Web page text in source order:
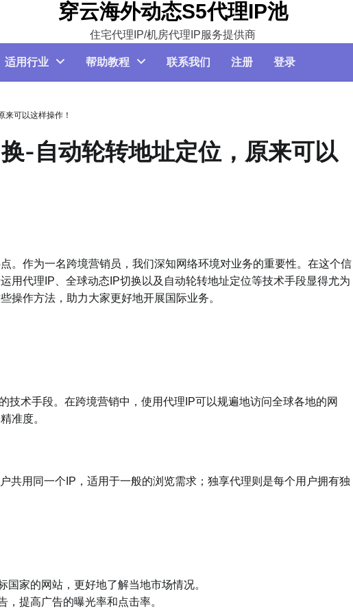
穿云海外动态S5代理IP池
住宅代理IP/机房代理IP服务提供商
适用行业 帮助教程 联系我们 注册 登录
来可以这样操作！
-自动轮转地址定位，原来可以
。作为一名跨境营销员，我们深知网络环境对业务的重要性。在这个信
用代理IP、全球动态IP切换以及自动轮转地址定位等技术手段显得尤为
操作方法，助力大家更好地开展国际业务。
技术手段。在跨境营销中，使用代理IP可以规遍地访问全球各地的网
准度。
共用同一个IP，适用于一般的浏览需求；独享代理则是每个用户拥有独
国家的网站，更好地了解当地市场情况。
提高广告的曝光率和点击率。